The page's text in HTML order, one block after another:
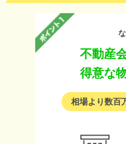
不動産
得意な
相場より数百